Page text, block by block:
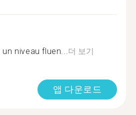
niveau fluen... 더 보기
앱 다운로드